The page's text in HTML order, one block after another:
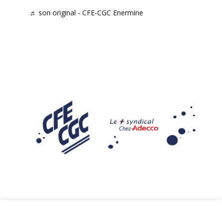
♬ son original - CFE-CGC Enermine